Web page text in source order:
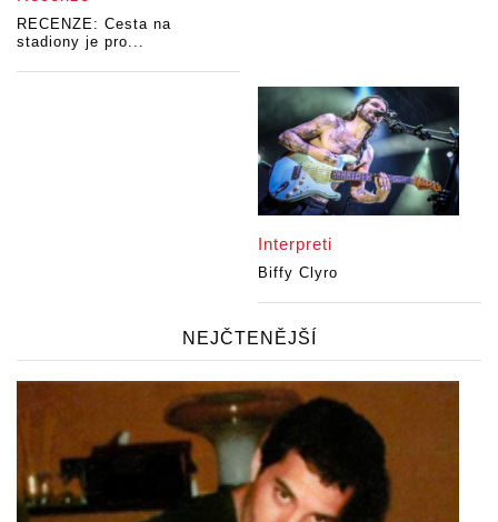
RECENZE: Cesta na
stadiony je pro...
Interpreti
Biffy Clyro
NEJČTENĚJŠÍ